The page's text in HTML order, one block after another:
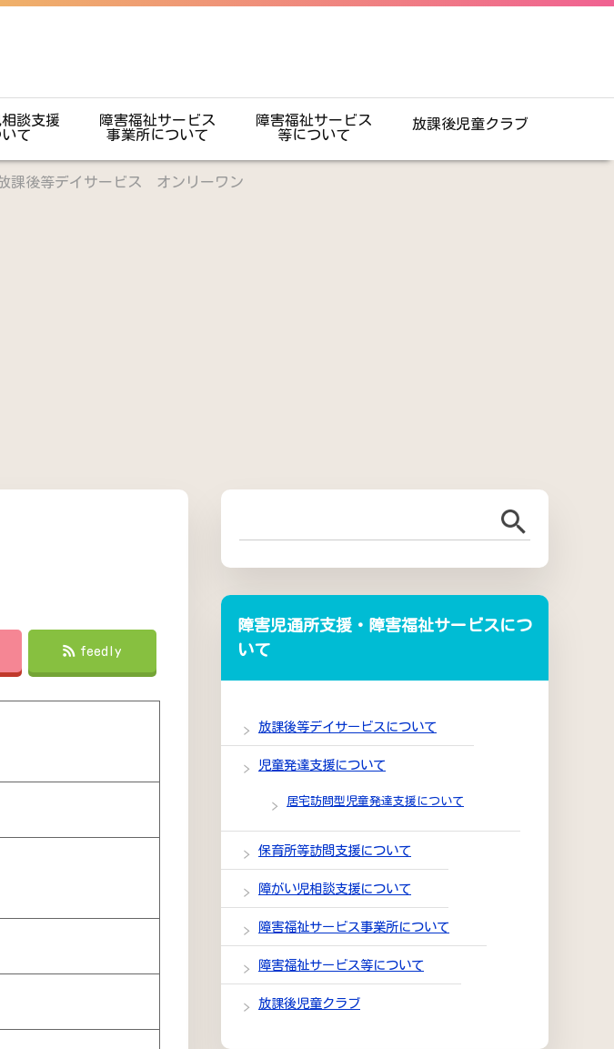
談支援
て
障害福祉サービス
事業所について
障害福祉サービス
等について
放課後児童クラブ
課後等デイサービス オンリーワン
feedly
障害児通所支援・障害福祉サービスにつ
いて
放課後等デイサービスについて
児童発達支援について
居宅訪問型児童発達支援について
保育所等訪問支援について
障がい児相談支援について
障害福祉サービス事業所について
障害福祉サービス等について
放課後児童クラブ